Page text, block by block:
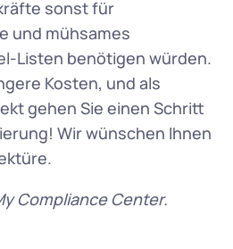
sonst für
und mühsames
Listen benötigen würden.
Kosten, und als
gehen Sie einen Schritt
Wir wünschen Ihnen
Compliance Center.